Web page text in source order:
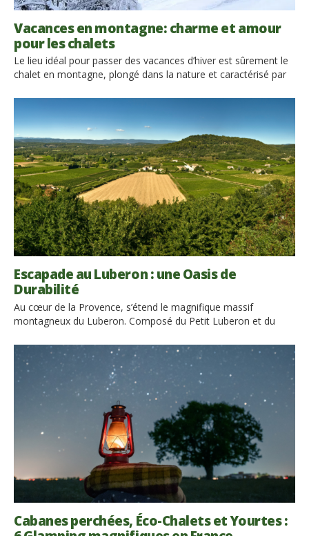
Vacances en montagne: charme et amour
pour les chalets
Le lieu idéal pour passer des vacances d’hiver est sûrement le
chalet en montagne, plongé dans la nature et caractérisé par
fraîche et par les forêts à haute altitude, les vacances en
montagne, sont adaptées pour tous : pour les familles avec
des enfants qui peuvent s’amuser […]
Escapade au Luberon : une Oasis de
Durabilité
Au cœur de la Provence, s’étend le magnifique massif
montagneux du Luberon. Composé du Petit Luberon et du
abrite plus de 1 500 espèces végétales et 270 espèces
animales. De plus, il se trouve au beau milieu du Parc Naturel
Régional du Luberon, très […]
Cabanes perchées, Éco-Chalets et Yourtes :